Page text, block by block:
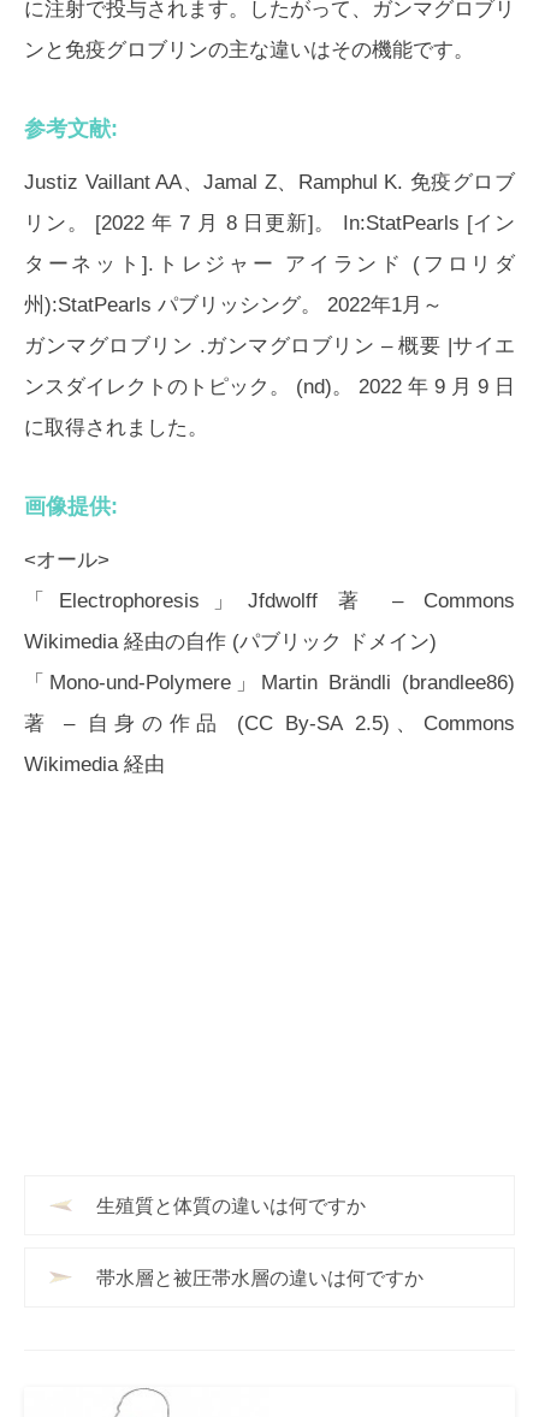
に注射で投与されます。したがって、ガンマグロブリ
ンと免疫グロブリンの主な違いはその機能です。
参考文献:
Justiz Vaillant AA、Jamal Z、Ramphul K. 免疫グロブ
リン。 [2022 年 7 月 8 日更新]。 In:StatPearls [イン
ターネット].トレジャー アイランド (フロリダ
州):StatPearls パブリッシング。 2022年1月～
ガンマグロブリン .ガンマグロブリン – 概要 |サイエ
ンスダイレクトのトピック。 (nd)。 2022 年 9 月 9 日
に取得されました。
画像提供:
<オール>
「Electrophoresis」Jfdwolff 著 – Commons
Wikimedia 経由の自作 (パブリック ドメイン)
「Mono-und-Polymere」Martin Brändli (brandlee86)
著 – 自身の作品 (CC By-SA 2.5)、Commons
Wikimedia 経由
生殖質と体質の違いは何ですか
帯水層と被圧帯水層の違いは何ですか